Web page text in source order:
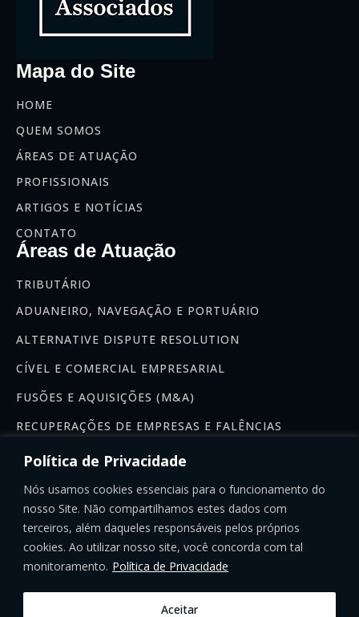
Política de Privacidade
Nós usamos cookies essenciais para o funcionamento do
nosso Site. Não compartilhamos estes dados com
terceiros, além daqueles responsáveis pelos próprios
cookies. Ao utilizar nosso site, você concorda com tal
monitoramento. Política de Privacidade
Aceitar
Mapa do Site
HOME
QUEM SOMOS
ÁREAS DE ATUAÇÃO
PROFISSIONAIS
ARTIGOS E NOTÍCIAS
CONTATO
Áreas de Atuação
TRIBUTÁRIO
ADUANEIRO, NAVEGAÇÃO E PORTUÁRIO
ALTERNATIVE DISPUTE RESOLUTION
CÍVEL E COMERCIAL EMPRESARIAL
FUSÕES E AQUISIÇÕES (M&A)
RECUPERAÇÕES DE EMPRESAS E FALÊNCIAS
Se inscreva na nossa newsletter:
INSCREVER-SE